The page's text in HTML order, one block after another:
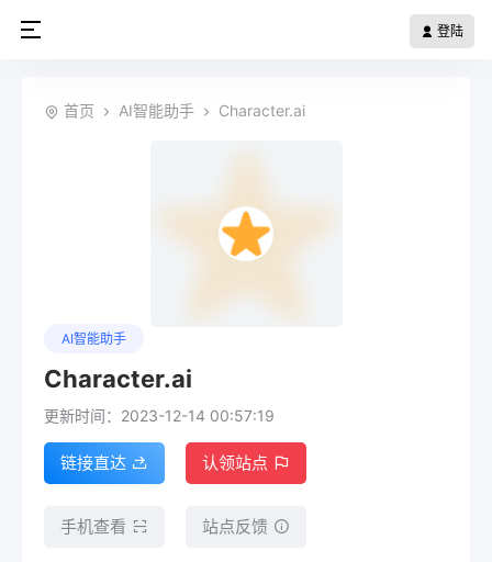
登陆
首页 AI智能助手 Character.ai
AI智能助手
Character.ai
更新时间：2023-12-14 00:57:19
链接直达 认领站点
手机查看 站点反馈